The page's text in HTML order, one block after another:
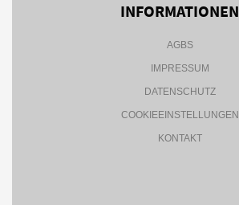
INFORMATIONEN
AGBS
IMPRESSUM
DATENSCHUTZ
COOKIEEINSTELLUNGEN
KONTAKT